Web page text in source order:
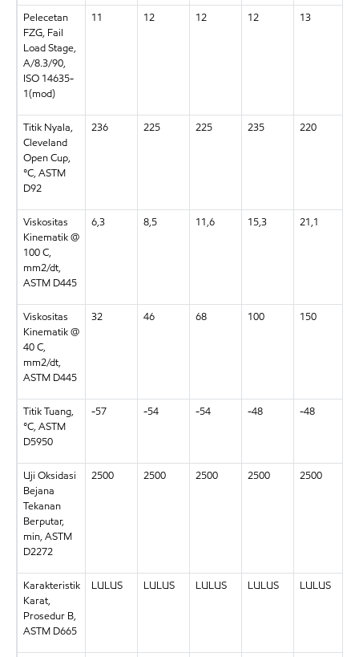
Pelecetan
FZG, Fail
Load Stage,
A/8.3/90,
ISO 14635-
1(mod)
11 12 12 12 13
Titik Nyala,
Cleveland
Open Cup,
°C, ASTM
D92
236 225 225 235 220
Viskositas
Kinematik @
100 C,
mm2/dt,
ASTM D445
6,3 8,5 11,6 15,3 21,1
Viskositas
Kinematik @
40 C,
mm2/dt,
ASTM D445
32 46 68 100 150
Titik Tuang,
°C, ASTM
D5950
-57 -54 -54 -48 -48
Uji Oksidasi
Bejana
Tekanan
Berputar,
min, ASTM
D2272
2500 2500 2500 2500 2500
Karakteristik
Karat,
Prosedur B,
ASTM D665
LULUS LULUS LULUS LULUS LULUS